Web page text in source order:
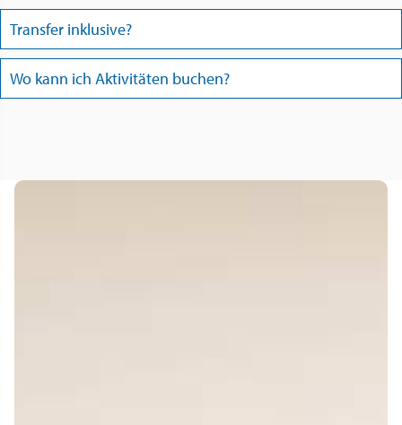
Transfer inklusive?
Wo kann ich Aktivitäten buchen?